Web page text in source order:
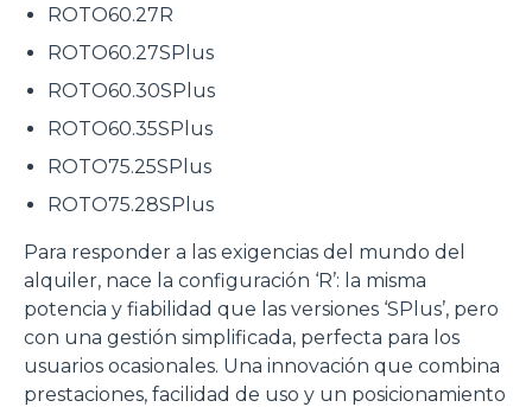
Consenso Dettagli Informazioni sui cookie
Questo sito web utilizza i cookie
ROTO60.27R
ROTO60.27SPlus
ROTO60.30SPlus
ROTO60.35SPlus
ROTO75.25SPlus
ROTO75.28SPlus
Para responder a las exigencias del mundo del
alquiler, nace la configuración ‘R’: la misma
potencia y fiabilidad que las versiones ‘SPlus’, pero
con una gestión simplificada, perfecta para los
usuarios ocasionales. Una innovación que combina
prestaciones, facilidad de uso y un posicionamiento